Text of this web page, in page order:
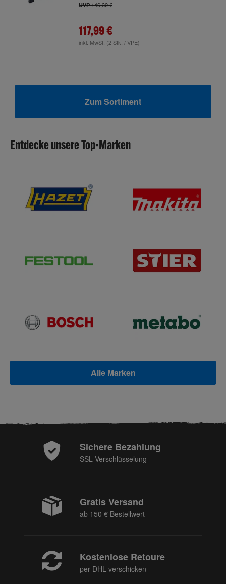
UVP146,39 €
117,99 €
inkl. MwSt. (2 Stk. / VPE)
Zum Sortiment
Entdecke unsere Top-Marken
Alle Marken
Sichere Bezahlung
SSL Verschlüsselung
Gratis Versand
ab 150 € Bestellwert
Kostenlose Retoure
per DHL verschicken